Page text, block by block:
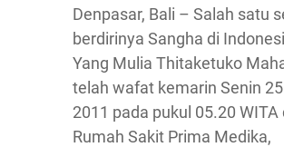
Denpasar, Bali – Salah satu
berdirinya Sangha di
Yang Mulia Thitaketuko
telah wafat kemarin Senin
2011 pada pukul 05.20 WITA
Rumah Sakit Prima Medika,